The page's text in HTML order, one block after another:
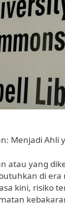
Menjadi Ahli
atau yang
di
kini, risiko